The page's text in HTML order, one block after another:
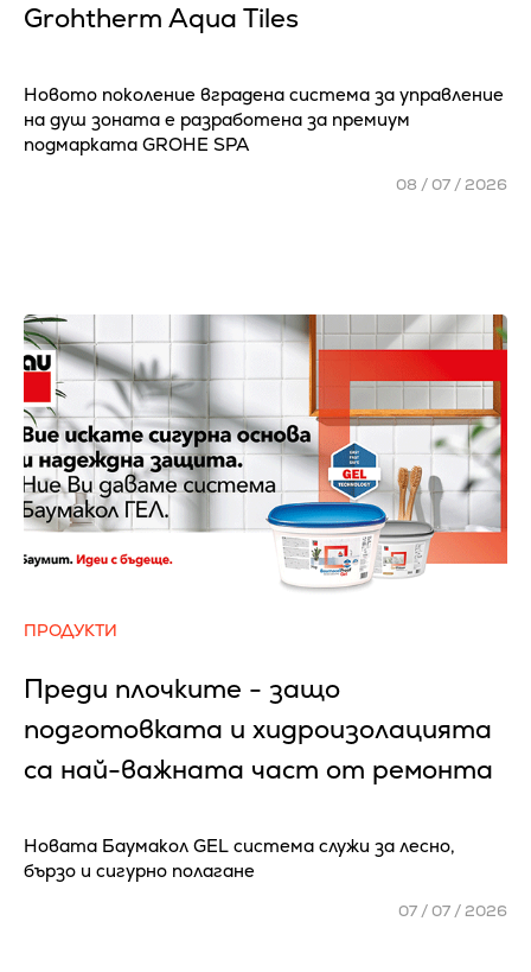
Grohtherm Aqua Tiles
Новото поколение вградена система за управление
на душ зоната е разработена за премиум
подмарката GROHE SPA
08 / 07 / 2026
ПРОДУКТИ
Преди плочките - защо
подготовката и хидроизолацията
са най-важната част от ремонта
Новата Баумакол GEL система служи за лесно,
бързо и сигурно полагане
07 / 07 / 2026